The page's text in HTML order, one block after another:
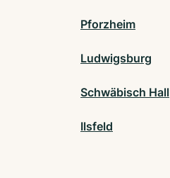
Pforzheim
Ludwigsburg
Schwäbisch Hall
Ilsfeld